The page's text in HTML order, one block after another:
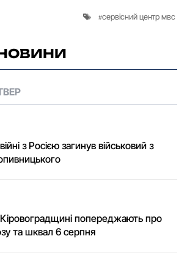
сервісний центр мвс
з Росією загинув військовий з
попереджають про
та шквал 6 серпня